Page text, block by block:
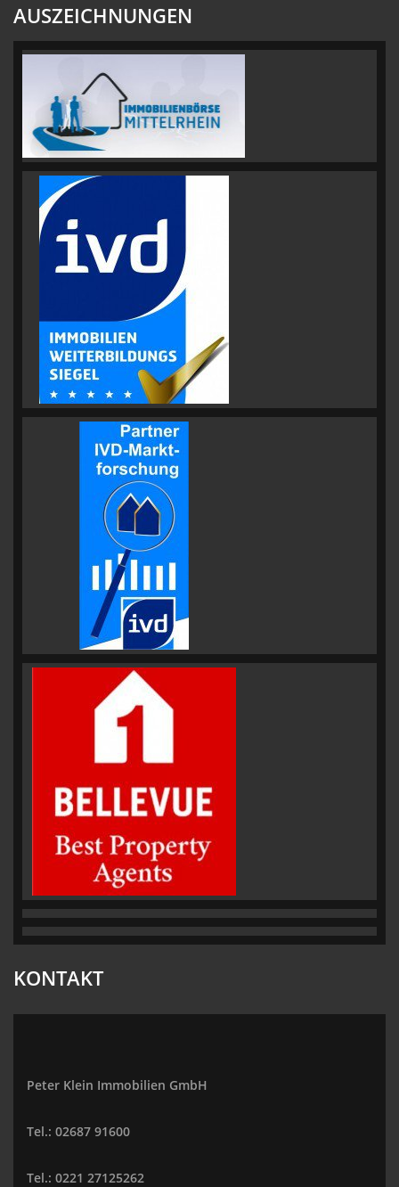
AUSZEICHNUNGEN
KONTAKT
Peter Klein Immobilien GmbH
Tel.: 02687 91600
Tel.: 0221 27125262